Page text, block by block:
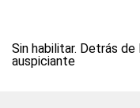
Sin habilitar. Detrás
auspiciante